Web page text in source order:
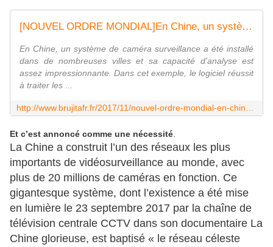
[NOUVEL ORDRE MONDIAL]En Chine, un système de caméra surveillance a été installé dans de nombreuses villes et sa capacité d'analyse est assez impressionnante. Dans cet exemple, le logiciel réussit à traiter les images d'une caméra installée à un carrefour et peut distinguer simultanément tous les piétons et voitures en moins de 3 secondes. Dans d'autres exemples , le logiciel est capable d'identifier des piétons qui marchent dans la rue ou prennent le métro (video media fr) - MOINS de BIENS PLUS de LIENS
En Chine, un système de caméra surveillance a été installé
dans de nombreuses villes et sa capacité d'analyse est
assez impressionnante. Dans cet exemple, le logiciel réussit
à traiter les ...
Et c’est annoncé comme une nécessité
La Chine a construit l’un des réseaux les plus
importants de vidéosurveillance au monde, avec
plus de 20 millions de caméras en fonction. Ce
gigantesque système, dont l’existence a été mise
en lumière le 23 septembre 2017 par la chaîne de
télévision centrale CCTV dans son documentaire La
Chine glorieuse, est baptisé « le réseau céleste